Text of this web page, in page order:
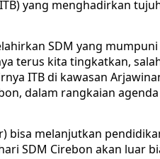
yang menghadirkan
SDM yang
terus kita tingkatkan,
ITB di kawasan
dalam rangkaian
bisa melanjutkan
SDM Cirebon akan luar